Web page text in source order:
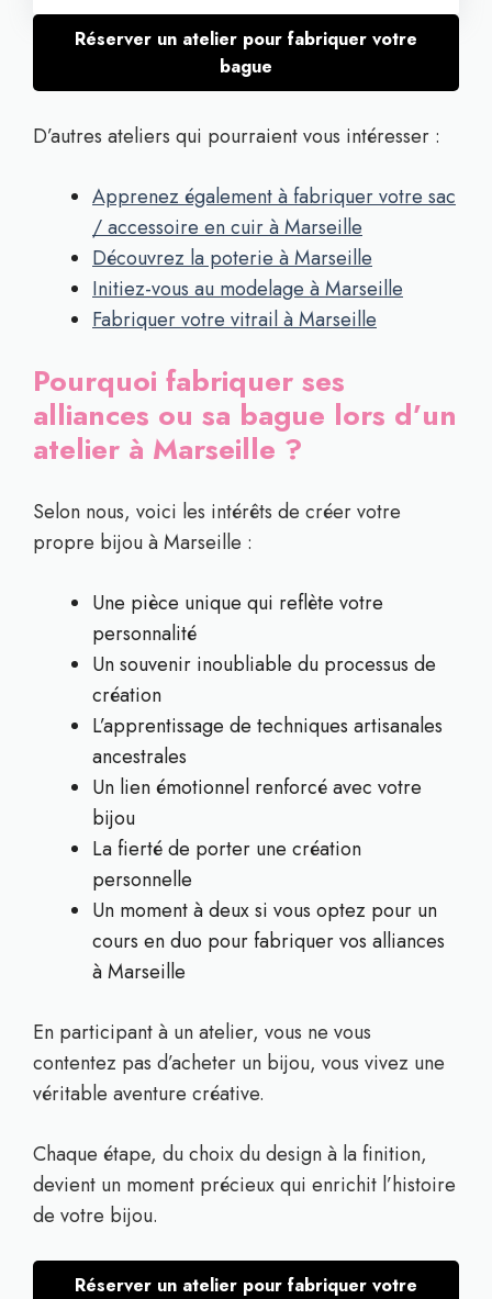
Réserver un atelier pour fabriquer votre
bague
D’autres ateliers qui pourraient vous intéresser :
Apprenez également à fabriquer votre sac
/ accessoire en cuir à Marseille
Découvrez la poterie à Marseille
Initiez-vous au modelage à Marseille
Fabriquer votre vitrail à Marseille
Pourquoi fabriquer ses
alliances ou sa bague lors d’un
atelier à Marseille ?
Selon nous, voici les intérêts de créer votre
propre bijou à Marseille :
Une pièce unique qui reflète votre
personnalité
Un souvenir inoubliable du processus de
création
L’apprentissage de techniques artisanales
ancestrales
Un lien émotionnel renforcé avec votre
bijou
La fierté de porter une création
personnelle
Un moment à deux si vous optez pour un
cours en duo pour fabriquer vos alliances
à Marseille
En participant à un atelier, vous ne vous
contentez pas d’acheter un bijou, vous vivez une
véritable aventure créative.
Chaque étape, du choix du design à la finition,
devient un moment précieux qui enrichit l’histoire
de votre bijou.
Réserver un atelier pour fabriquer votre